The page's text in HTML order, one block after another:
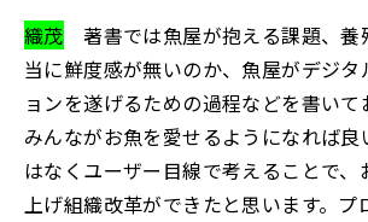
織茂 著書では魚屋が抱える課題、養
当に鮮度感が無いのか、魚屋がデジタ
ョンを遂げるための過程などを書いて
みんながお魚を愛せるようになれば良
はなくユーザー目線で考えることで、
上げ組織改革ができたと思います。プ